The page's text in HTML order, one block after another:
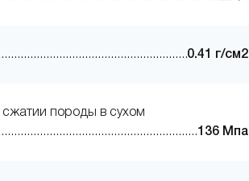
0.41 г/см2
сжатии породы в сухом
136 Мпа